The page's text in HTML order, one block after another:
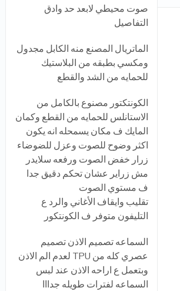
صوت محيطي لابعد حد وادق
التفاصيل
الماتريال المصنع منه الكابل مجدول
ومكسي بطبقه من البلاستيك
للحمايه من الشد والقطع
الكونتكتور مصنوع بالكامل من
الاستانلس للحمايه من القطع وكمان
المايك ف مكان يسمحله انه يكون
اكثر وضوح للصوت وعزل للضوضاء
زرار خفض الصوت ورفعه سلايدر
مش زراير عشان تحكم دقيق جدا
ف مستوي الصوت
تقليب وايقاف الأغاني والرد ع
التليفون متوفر ف الكونتكور
السماعه تصميم الاذن تصميم
عصري كله من TPU لعدم الم الاذن
وبتعمل ع اراحه الاذن عند لبس
السماعه لفترات طويله جدااا